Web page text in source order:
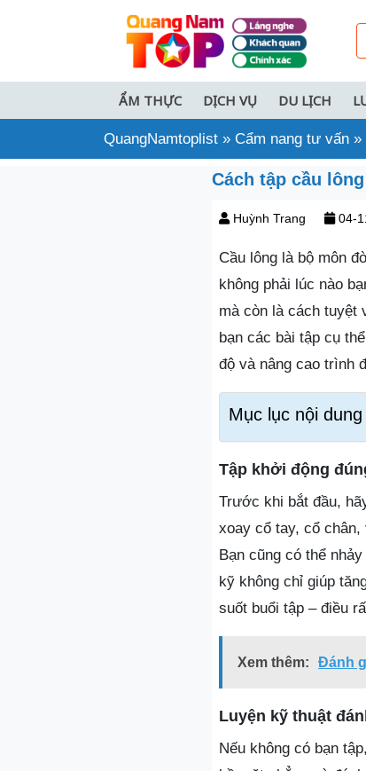
ẨM THỰC DỊCH VỤ DU LỊCH
QuangNamtoplist » Cẩm nang tư vấn »
Cách tập cầu
Huỳnh Trang 04-
Cầu lông là bộ môn
không phải lúc nào
mà còn là cách tuyệt
bạn các bài tập cụ
độ và nâng cao trình
Mục lục nội dung
Tập khởi động
Trước khi bắt đầu,
xoay cổ tay, cổ
Bạn cũng có thể
kỹ không chỉ giúp
suốt buổi tập – điều
Xem thêm: Đánh
Luyện kỹ thuật
Nếu không có bạn